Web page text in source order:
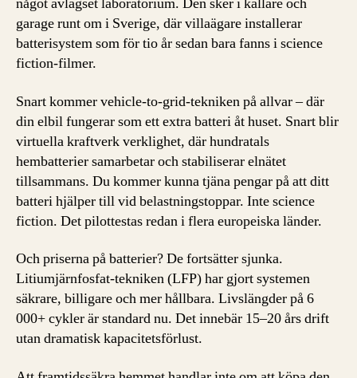
något avlägset laboratorium. Den sker i källare och
garage runt om i Sverige, där villaägare installerar
batterisystem som för tio år sedan bara fanns i science
fiction-filmer.
Snart kommer vehicle-to-grid-tekniken på allvar – där
din elbil fungerar som ett extra batteri åt huset. Snart blir
virtuella kraftverk verklighet, där hundratals
hembatterier samarbetar och stabiliserar elnätet
tillsammans. Du kommer kunna tjäna pengar på att ditt
batteri hjälper till vid belastningstoppar. Inte science
fiction. Det pilottestas redan i flera europeiska länder.
Och priserna på batterier? De fortsätter sjunka.
Litiumjärnfosfat-tekniken (LFP) har gjort systemen
säkrare, billigare och mer hållbara. Livslängder på 6
000+ cykler är standard nu. Det innebär 15–20 års drift
utan dramatisk kapacitetsförlust.